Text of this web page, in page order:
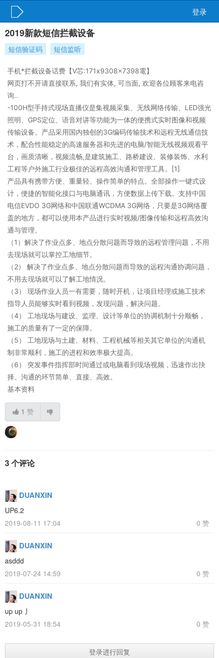
登录
2019新款短信拦截设备
短信验证码 短信监听
手机*拦截设备话费【V芯:171x9308x7398電】
网页打不开请直接联系, 我们有实体, 可当面, 欢迎各位顾客来电咨
询..
-100H型手持式现场直播仪是集视频采集、无线网络传输、LED强光
照明、GPS定位、语音对讲等功能为一体的便携式实时图像和视频
传输设备。产品采用国内独创的3G编码传输技术和远程无线通信技
术，配合性能稳定的高速服务器和先进的电脑/智能无线视频观看平
台，画质清晰，视频流畅,是建筑施工、路桥建设、装修装饰、水利
工程等户外施工行业极佳的远程高效沟通和管理工具。[1]
产品具有携带方便、重量轻、操作简单的特点。全部操作一键式设
计，便捷的智能化接口与电脑通讯，方便数据上传下载。支持中国
电信EVDO 3G网络和中国联通WCDMA 3G网络，只要是3G网络覆
盖的地方，都可以使用本产品进行实时视频/图像传输和远程高效沟
通与管理。
（1）解决了作业点多、地点分散问题而导致的远程管理问题，不用
去现场就可以掌控工地细节。
（2） 解决了作业点多、地点分散问题而导致的远程沟通协调问题，
不用去现场就可以了解工地情况。
（3） 现场作业人员一有需要，随时开机，让项目经理或施工技术
指导人员能够实时看到视频，发现问题，解决问题。
（4） 工地现场与建设、监理、设计等单位的协调机制十分顺畅，
施工的质量有了一定的保障。
（5） 工地现场与土建、材料、工程机械等相关其它单位的沟通机
制非常顺利，施工的进程和效率极大提高。
（6） 突发事件指挥部时间通过或电脑看到现场视频，迅速作出抉
择。沟通的环节简单、直接、高效。
基本资料
1 赞
3 个评论
DUANXIN
UP6.2
2019-08-11 17:04
0 赞
DUANXIN
asddd
2019-07-24 14:59
0 赞
DUANXIN
up up 丿
2019-05-31 18:54
0 赞
登录进行回复